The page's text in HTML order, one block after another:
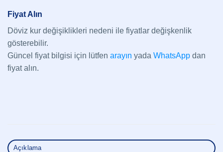
Fiyat Alın
Döviz kur değişiklikleri nedeni ile fiyatlar değişkenlik
gösterebilir.
Güncel fiyat bilgisi için lütfen arayın yada WhatsApp dan
fiyat alın.
Açıklama